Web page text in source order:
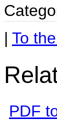
| To
PDF